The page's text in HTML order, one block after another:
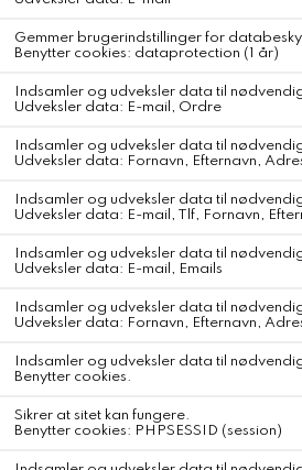
100% GOTS-certificeret økologisk
Bomulden dyrkes i regenerative
nonprofit organisation som gennem
genopbygge og opretholde en sund
bedre afgrøder og en mere stabil